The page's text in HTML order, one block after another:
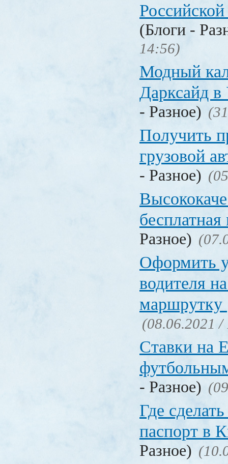
(Блоги -
14:56)
Модный
Дарксайд в
- Разное)
Получить
грузовой
- Разное)
Разное)
Оформить
водителя
маршрутку
(08.06.2021 /
Ставки на
- Разное)
Где
паспорт в
Разное)